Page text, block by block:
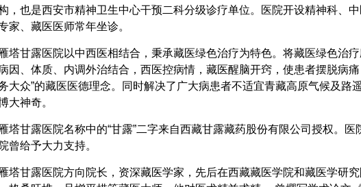
，也是西安市精神卫生中心干预二科分级诊疗单位。医院开设精神科、
家、藏医医师常年坐诊。
塔甘露医院以中西医相结合，秉承藏医绿色治疗为特色。将藏医绿色治
因、体质、内调外治结合，西医控病情，藏医醒脑开窍，使患者摆脱病
大众”的藏医医德理念。同时解决了广大病患者不适宜青藏高原气候及路
大神奇。
塔甘露医院名称中的“甘露”二字来自西藏甘露藏药股份有限公司授权。
曾给予大力支持。
塔甘露医院方向院长，资深藏医学家，先后在西藏藏医学院和藏医学研